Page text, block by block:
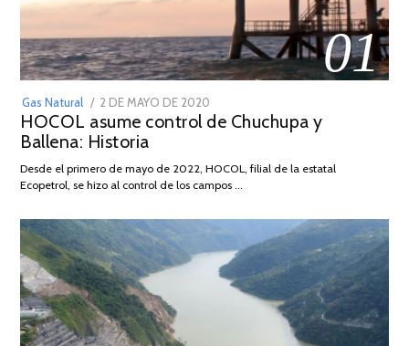
01
Gas Natural
POSTED
ON
2 DE MAYO DE 2020
DE
2026
HOCOL asume control de Chuchupa y
Ballena: Historia
Desde el primero de mayo de 2022, HOCOL, filial de la estatal
Ecopetrol, se hizo al control de los campos …